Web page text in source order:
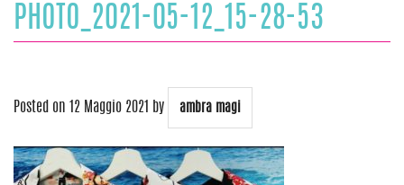
CAPPELLI INVERNALI DONNA
PHOTO_2021-05-12_15-28-53
Posted on 12 Maggio 2021 by ambra magi